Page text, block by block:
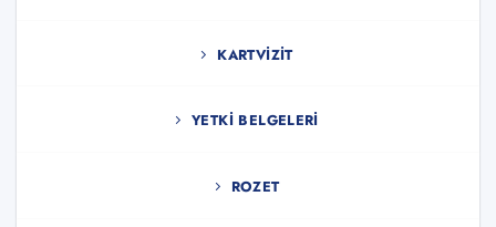
KARTVIZIT
YETKI BELGELERI
ROZET